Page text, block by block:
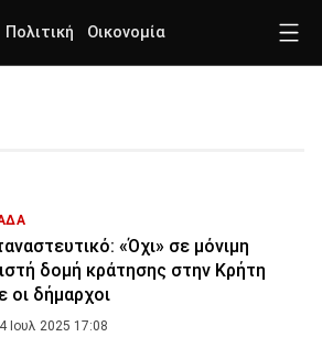
Πολιτική Οικονομία
«Όχι» σε μόνιμη
δομή κράτησης στην Κρήτη
οι δήμαρχοι
Ιουλ 2025 17:08